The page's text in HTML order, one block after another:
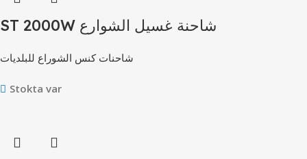
ST 2000W شاحنة غسيل الشوارع
شاحنات كنس الشوراع للبلديات
Stokta var